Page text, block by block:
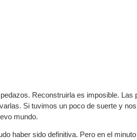
Reconstruirla es imposible.
Si tuvimos un poco de suerte y
mundo.
haber sido definitiva. Pero en el